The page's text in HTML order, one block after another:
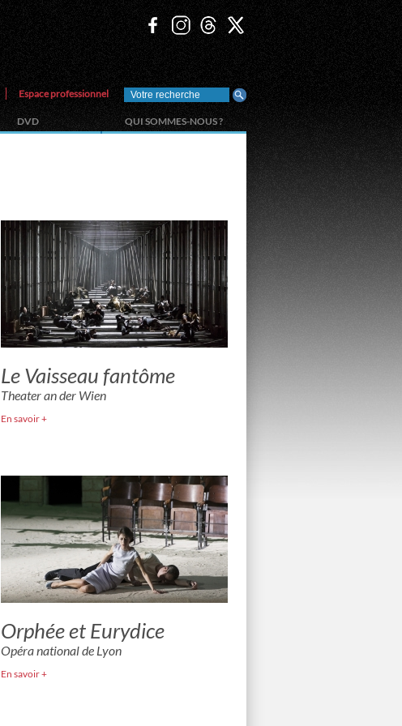
Espace professionnel
DVD QUI SOMMES-NOUS ?
Le Vaisseau fantôme
Theater an der Wien
En savoir +
Orphée et Eurydice
Opéra national de Lyon
En savoir +